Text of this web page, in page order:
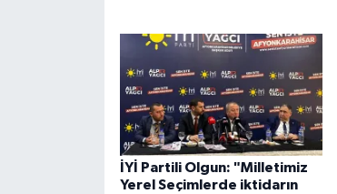
İYİ Partili Olgun: "Milletimiz
Yerel Seçimlerde iktidarın